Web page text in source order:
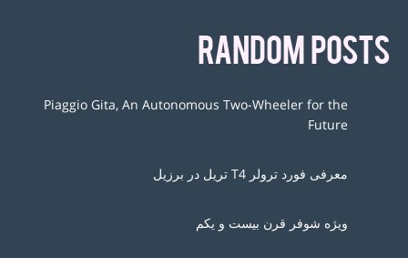
RANDOM POSTS
Piaggio Gita, An Autonomous Two-Wheeler for the
Future
معرفی فورد ترولر T4 تریل در برزیل
ویژه شوفر قرن بیست و یکم